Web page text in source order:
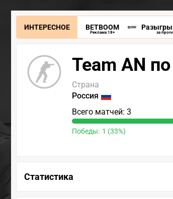
ИНТЕРЕСНОЕ BETBOOM
Реклама 18+ за
Team AN
Страна
Россия
Всего матчей: 3
Победы: 1 (33%)
Статистика